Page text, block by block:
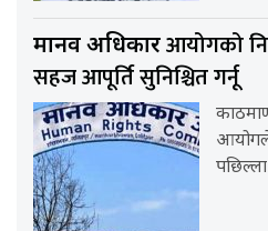
मानव अधिकारआयोगको
सहज आपूर्ति सुनिश्चित गर्नू